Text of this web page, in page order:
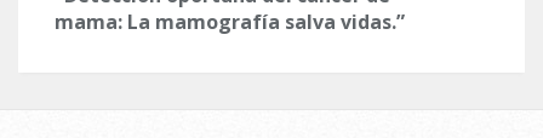
mama: La mamografía salva vidas.”